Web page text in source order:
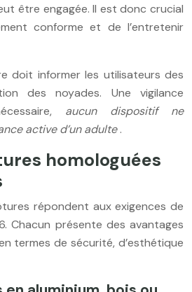
être engagée. Il est donc crucial
conforme et de l’entretenir
doit informer les utilisateurs des
des noyades. Une vigilance
aucun dispositif ne
active d’un adulte.
homologuées
répondent aux exigences de
Chacun présente des avantages
termes de sécurité, d’esthétique